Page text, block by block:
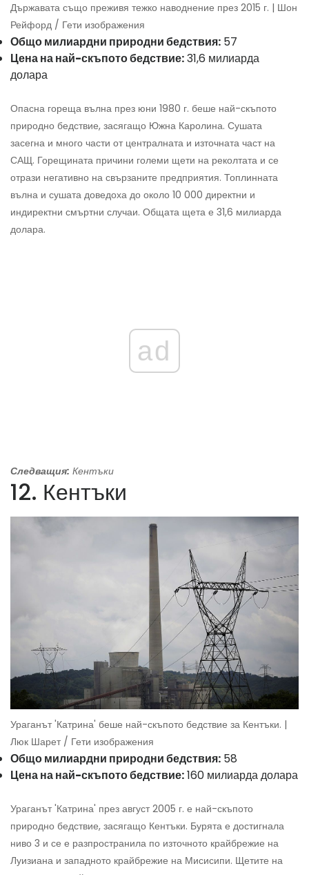
Държавата също преживя тежко наводнение през 2015 г. | Шон
Рейфорд / Гети изображения
Общо милиардни природни бедствия: 57
Цена на най-скъпото бедствие:31,6 милиарда
долара
Опасна гореща вълна през юни 1980 г. беше най-скъпото
природно бедствие, засягащо Южна Каролина. Сушата
засегна и много части от централната и източната част на
САЩ. Горещината причини големи щети на реколтата и се
отрази негативно на свързаните предприятия. Топлинната
вълна и сушата доведоха до около 10 000 директни и
индиректни смъртни случаи. Общата щета е 31,6 милиарда
долара.
ad
Следващия: Кентъки
12. Кентъки
Ураганът 'Катрина' беше най-скъпото бедствие за Кентъки. |
Люк Шарет / Гети изображения
Общо милиардни природни бедствия: 58
Цена на най-скъпото бедствие:160 милиарда долара
Ураганът 'Катрина' през август 2005 г. е най-скъпото
природно бедствие, засягащо Кентъки. Бурята е достигнала
ниво 3 и се е разпространила по източното крайбрежие на
Луизиана и западното крайбрежие на Мисисипи. Щетите на